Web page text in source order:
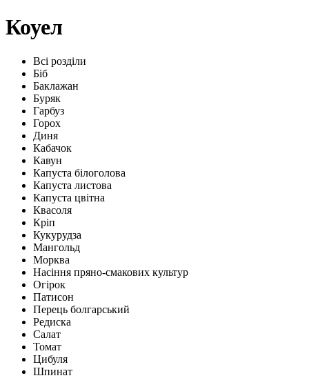
Коуел
Всі розділи
Біб
Баклажан
Буряк
Гарбуз
Горох
Диня
Кабачок
Кавун
Капуста білоголова
Капуста листова
Капуста цвітна
Квасоля
Кріп
Кукурудза
Мангольд
Морква
Насіння пряно-смакових культур
Огірок
Патисон
Перець болгарський
Редиска
Салат
Томат
Цибуля
Шпинат